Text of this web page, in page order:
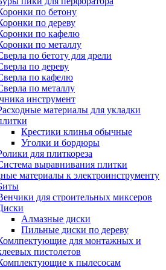
по бетону
по дереву
по кафелю
по металлу
по бетоту для дрели
по дереву
по кафелю
по металлу
инструмент
материалы для укладки
Крестики клинья обычные
Уголки и бордюры
для плиткореза
выравнивания плитки
материалы к электроинструменту
для строительных миксеров
Алмазные диски
Пильные диски по дереву
для монтажных и
пистолетов
к пылесосам